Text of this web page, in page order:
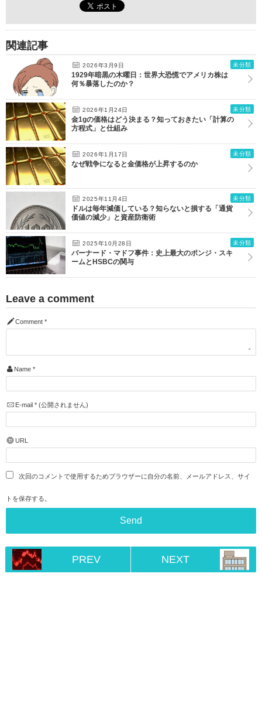
関連記事
2026年3月9日 未分類
1929年暗黒の木曜日：世界大恐慌でアメリカ株は
何％暴落したのか？
2026年1月24日 未分類
金1gの価格はどう決まる？知っておきたい「計算の
方程式」と仕組み
2026年1月17日 未分類
なぜ戦争になると金価格が上昇するのか
2025年11月4日 未分類
ドルは毎年減価している？知らないと損する「通貨
価値の減少」と資産防衛術
2025年10月28日 未分類
バーナード・マドフ事件：史上最大のポンジ・スキ
ームとHSBCの関与
Leave a comment
Comment *
Name *
E-mail *(公開されません)
URL
次回のコメントで使用するためブラウザーに自分の名前、メールアドレス、サイ
トを保存する。
PREV NEXT